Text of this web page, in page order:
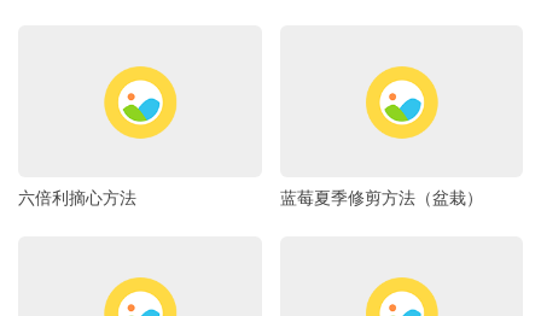
六倍利摘心方法 蓝莓夏季修剪方法（盆栽）